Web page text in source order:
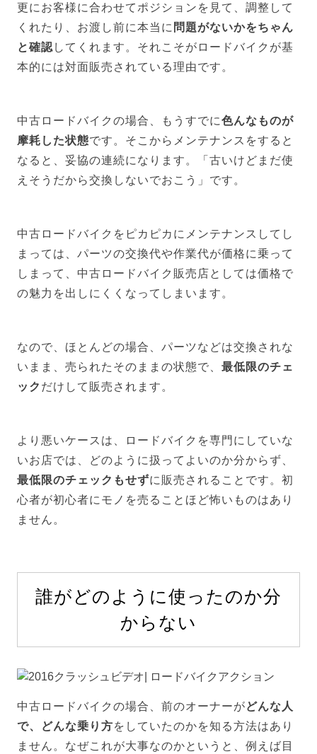
更にお客様に合わせてポジションを見て、調整して
くれたり、お渡し前に本当に 問題がないかをちゃん
と確認 してくれます。それこそがロードバイクが基
本的には対面販売されている理由です。
中古ロードバイクの場合、もうすでに色んなものが
摩耗した状態です。そこからメンテナンスをすると
なると、妥協の連続になります。「古いけどまだ使
えそうだから交換しないでおこう」です。
中古ロードバイクをピカピカにメンテナンスしてし
まっては、パーツの交換代や作業代が価格に乗って
しまって、中古ロードバイク販売店としては価格で
の魅力を出しにくくなってしまいます。
なので、ほとんどの場合、パーツなどは交換されな
いまま、売られたそのままの状態で、 最低限のチェ
ック だけして販売されます。
より悪いケースは、ロードバイクを専門にしていな
いお店では、どのように扱ってよいのか分からず、
最低限のチェックもせずに販売されることです。初
心者が初心者にモノを売ることほど怖いものはあり
ません。
誰がどのように使ったのか分
からない
中古ロードバイクの場合、前のオーナーがどんな人
で、どんな乗り方をしていたのかを知る方法はあり
ません。なぜこれが大事なのかというと、例えば目